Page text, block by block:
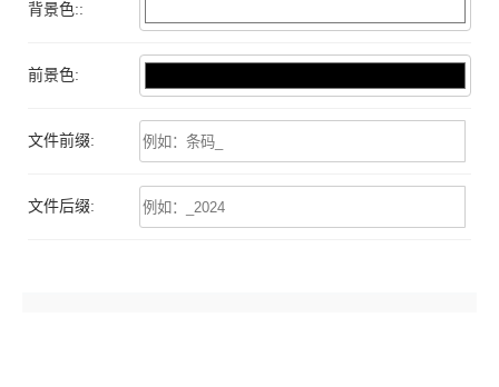
背景色::
前景色:
文件前缀:
文件后缀: